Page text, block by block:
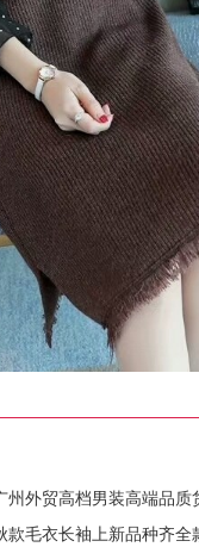
州外贸高档男装高端品质
款毛衣长袖上新品种齐全